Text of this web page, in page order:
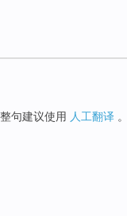
句建议使用 人工翻译